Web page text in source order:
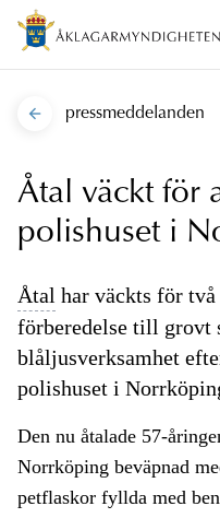
pressmeddelanden
Åtal väckt för
polishuset i
Åtal har väckts för
förberedelse till grovt
blåljusverksamhet
polishuset i
Den nu åtalade 57-
Norrköping beväpnad
petflaskor fyllda med